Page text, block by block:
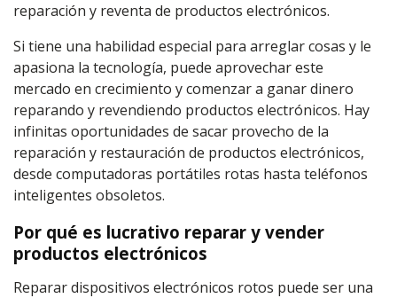
reparación y reventa de productos electrónicos.
Si tiene una habilidad especial para arreglar cosas y le
apasiona la tecnología, puede aprovechar este
mercado en crecimiento y comenzar a ganar dinero
reparando y revendiendo productos electrónicos. Hay
infinitas oportunidades de sacar provecho de la
reparación y restauración de productos electrónicos,
desde computadoras portátiles rotas hasta teléfonos
inteligentes obsoletos.
Por qué es lucrativo reparar y vender
productos electrónicos
Reparar dispositivos electrónicos rotos puede ser una